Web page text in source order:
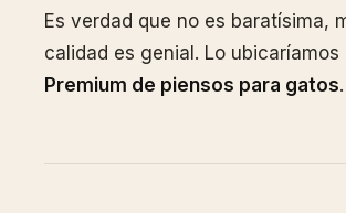
Es verdad que no es baratísima,
calidad es genial. Lo ubicaríamos
Premium de piensos para gatos.